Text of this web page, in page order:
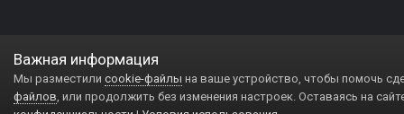
Важная информация
Мы разместили cookie-файлы на ваше устройство, чтобы помочь
файлов, или продолжить без изменения настроек. Оставаясь на